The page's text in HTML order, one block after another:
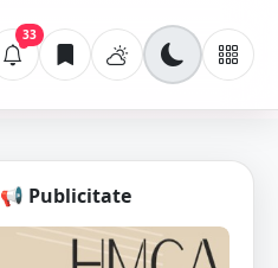
33
📢 Publicitate